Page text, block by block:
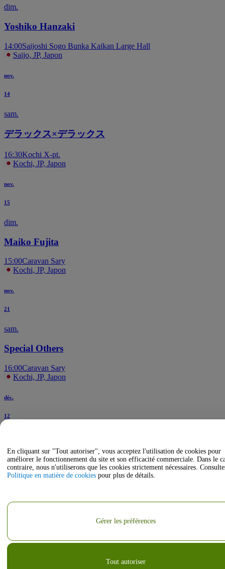
dim.
Yoshiko Hanzaki
14:00Saijoshi Sogo Bunka Kaikan Large Hall
Saijo, JP, Japon
nov.
14
sam.
デラックス×デラックス
16:30Kochi X-pt.
Kochi, JP, Japon
nov.
15
dim.
Maiko Fujita
15:00Caravan Sary
Kochi, JP, Japon
nov.
21
sam.
Special Others
16:00Caravan Sary
Kochi, JP, Japon
déc.
12
Chisako Takashima
20:26Orange Hall at Kochi Prefectural Culture Hall
En cliquant sur "Tout autoriser", vous acceptez l'utilisation de cookies pour
améliorer le fonctionnement du site et son efficacité commerciale. Dans le
contraire, nous n'utiliserons que les cookies strictement nécessaires.
Politique en matière de cookies pour plus de détails.
Tout autoriser
Gérer les préférences